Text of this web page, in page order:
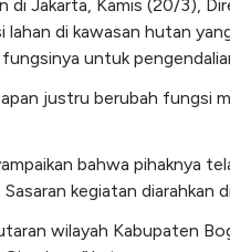
Jakarta, Kamis (20/3),
di kawasan hutan
untuk
justru berubah fungsi
bahwa pihaknya
kegiatan diarahkan
wilayah Kabupaten